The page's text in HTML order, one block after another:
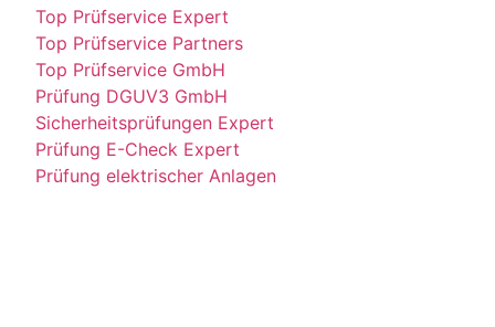
Top Prüfservice Expert
Top Prüfservice Partners
Top Prüfservice GmbH
Prüfung DGUV3 GmbH
Sicherheitsprüfungen Expert
Prüfung E-Check Expert
Prüfung elektrischer Anlagen